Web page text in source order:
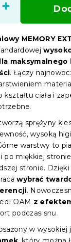
MEMORY
. Łączy
kształtu ciała i
sprężyny
wysoką
warstwy to
po miękkiej
stronie.
wybrać
.
z
podczas snu.
w wysokiej